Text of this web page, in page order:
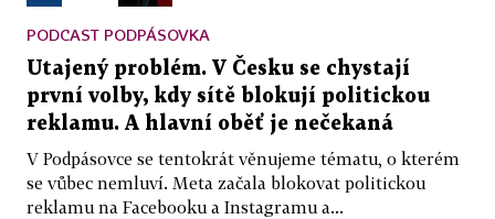
PODCAST PODPÁSOVKA
Utajený problém. V Česku se chystají
první volby, kdy sítě blokují politickou
reklamu. A hlavní oběť je nečekaná
V Podpásovce se tentokrát věnujeme tématu, o kterém
se vůbec nemluví. Meta začala blokovat politickou
reklamu na Facebooku a Instagramu a...